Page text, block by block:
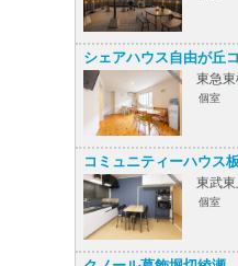
シェアハウス自由が丘
東急
個室
コミュニティーハウス
東武
個室